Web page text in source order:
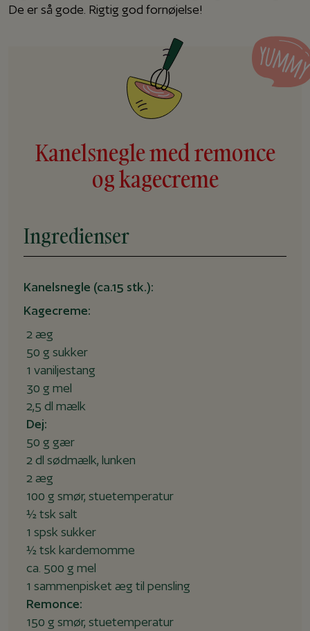
De er så gode. Rigtig god fornøjelse!
Kanelsnegle med remonce
og kagecreme
Ingredienser
Kanelsnegle (ca.15 stk.):
Kagecreme:
2 æg
50 g sukker
1 vaniljestang
30 g mel
2,5 dl mælk
Dej:
50 g gær
2 dl sødmælk, lunken
2 æg
100 g smør, stuetemperatur
½ tsk salt
1 spsk sukker
½ tsk kardemomme
ca. 500 g mel
1 sammenpisket æg til pensling
Remonce:
150 g smør, stuetemperatur